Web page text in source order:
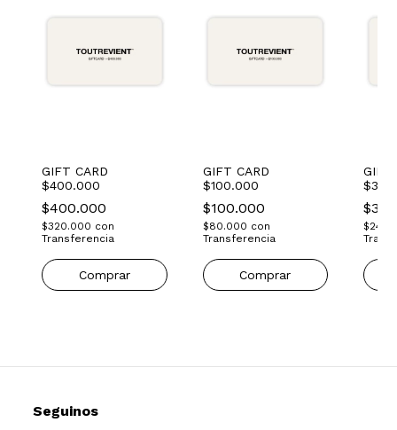
GIFT CARD
$400.000
$400.000
$320.000 con
Transferencia
GIFT CARD
$100.000
$100.000
$80.000 con
Transferencia
GIFT
Seguinos